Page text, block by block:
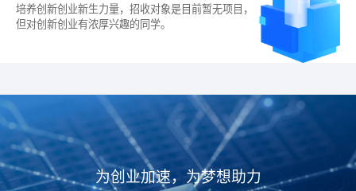
培养创新创业新生力量，招收对象是目前暂无项目，
但对创新创业有浓厚兴趣的同学。
为创业加速，为梦想助力